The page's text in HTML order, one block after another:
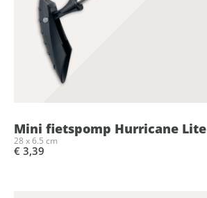
Mini fietspomp Hurricane Lite
28 x 6.5 cm
€ 3,39